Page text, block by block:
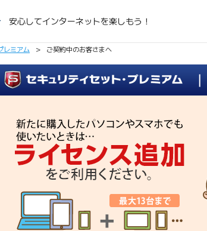
安心してインターネットを楽しもう！
レミアム > ご契約中のお客さまへ